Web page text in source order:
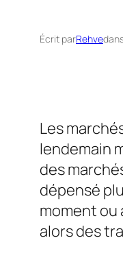
Écrit parRehve
Les
lendemain
des
dépensé
moment ou
alors des